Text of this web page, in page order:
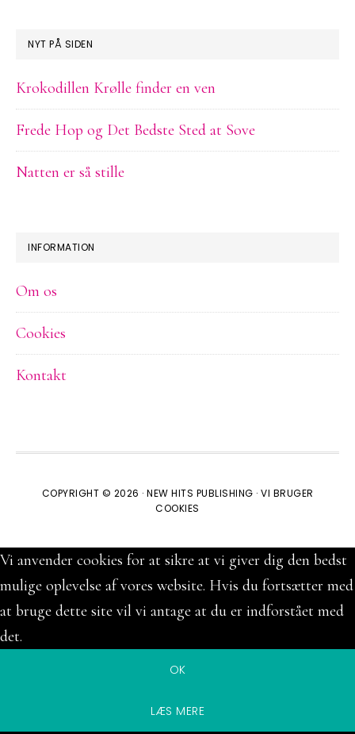
NYT PÅ SIDEN
Krokodillen Krølle finder en ven
Frede Hop og Det Bedste Sted at Sove
Natten er så stille
INFORMATION
Om os
Cookies
Kontakt
COPYRIGHT © 2026 · NEW HITS PUBLISHING · VI BRUGER
COOKIES
Vi anvender cookies for at sikre at vi giver dig den bedst
mulige oplevelse af vores website. Hvis du fortsætter med
at bruge dette site vil vi antage at du er indforstået med
det.
OK
LÆS MERE